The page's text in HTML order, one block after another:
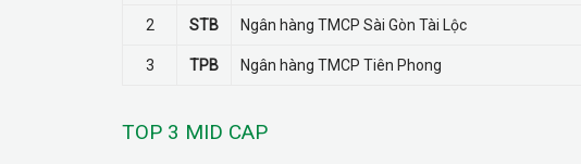
2 STB Ngân hàng TMCP Sài Gòn Tài Lộc
3 TPB Ngân hàng TMCP Tiên Phong
TOP 3 MID CAP